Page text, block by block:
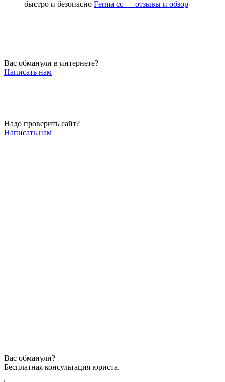
быстро и безопасно Ferma cc — отзывы и обзор
Вас обманули в интернете?
Написать нам
Надо проверить сайт?
Написать нам
Вас обманули?
Бесплатная консультация юриста.